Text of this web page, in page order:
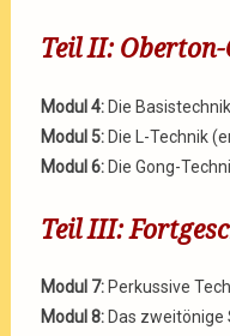
Teil II:
Modul 4: Die
Modul 5: Die L-Technik
Modul 6: Die Gong-
Teil III:
Modul 7: Perkussive
Modul 8: Das